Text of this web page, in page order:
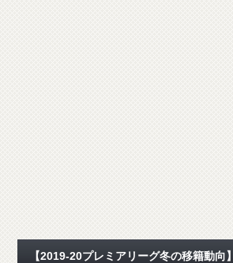
【2019-20プレミアリーグ冬の移籍動